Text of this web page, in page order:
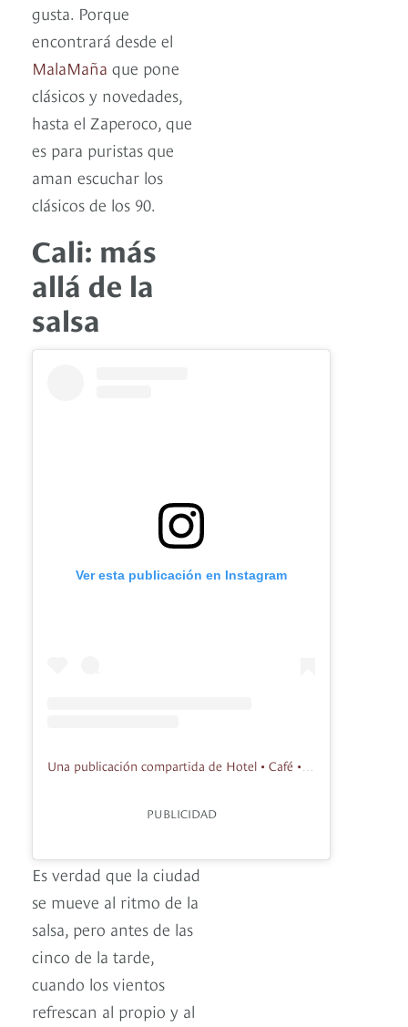
gusta. Porque
encontrará desde el
MalaMaña que pone
clásicos y novedades,
hasta el Zaperoco, que
es para puristas que
aman escuchar los
clásicos de los 90.
Cali: más
allá de la
salsa
Ver esta publicación en Instagram
PUBLICIDAD
Es verdad que la ciudad
se mueve al ritmo de la
salsa, pero antes de las
cinco de la tarde,
cuando los vientos
refrescan al propio y al